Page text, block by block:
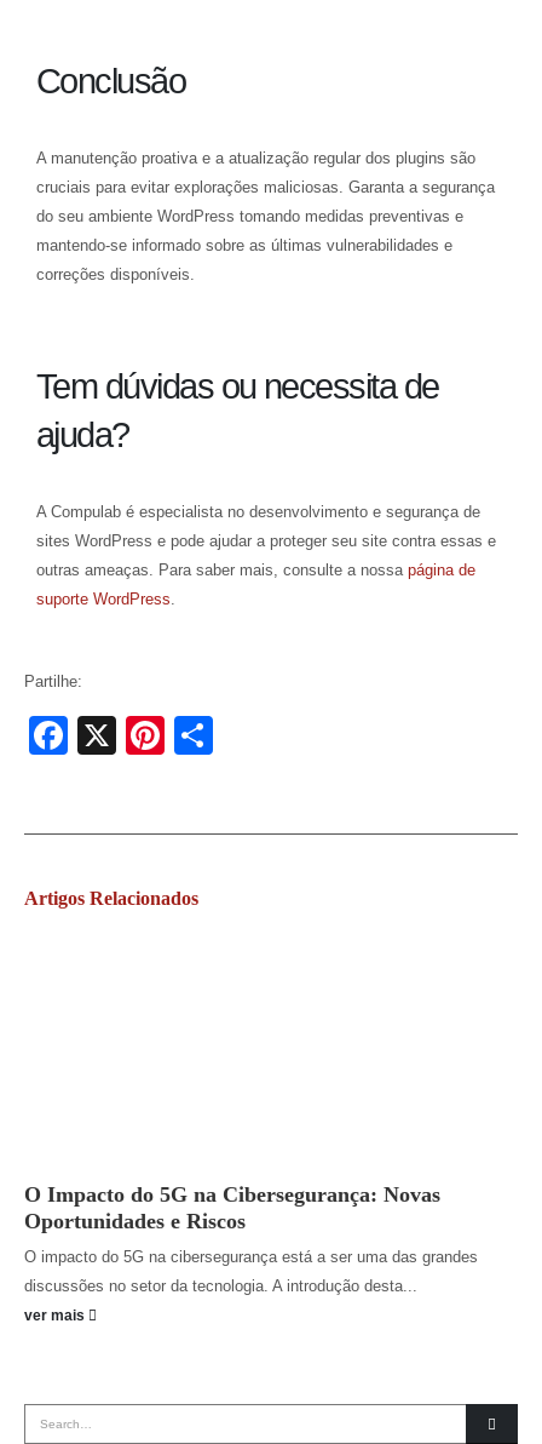
Conclusão
A manutenção proativa e a atualização regular dos plugins são
cruciais para evitar explorações maliciosas. Garanta a segurança
do seu ambiente WordPress tomando medidas preventivas e
mantendo-se informado sobre as últimas vulnerabilidades e
correções disponíveis.
Tem dúvidas ou necessita de
ajuda?
A Compulab é especialista no desenvolvimento e segurança de
sites WordPress e pode ajudar a proteger seu site contra essas e
outras ameaças. Para saber mais, consulte a nossa página de
suporte WordPress
Partilhe:
Facebook
X Pinterest
Artigos Relacionados
O Impacto do 5G na Cibersegurança: Novas
Oportunidades e Riscos
O impacto do 5G na cibersegurança está a ser uma das grandes
discussões no setor da tecnologia. A introdução desta...
ver mais